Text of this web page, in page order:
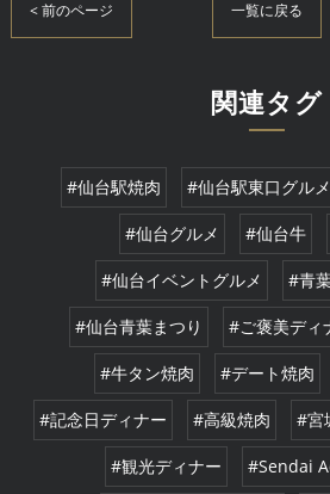
< 前のページ 一覧に戻る
関連タグ
#仙台駅焼肉 #仙台駅東口グルメ
#仙台グルメ #仙台牛
#仙台イベントグルメ #青
#仙台青葉まつり #ご褒美ディ
#牛タン焼肉 #デート焼肉
#記念日ディナー #高級焼肉 #宮
#観光ディナー #Sendai